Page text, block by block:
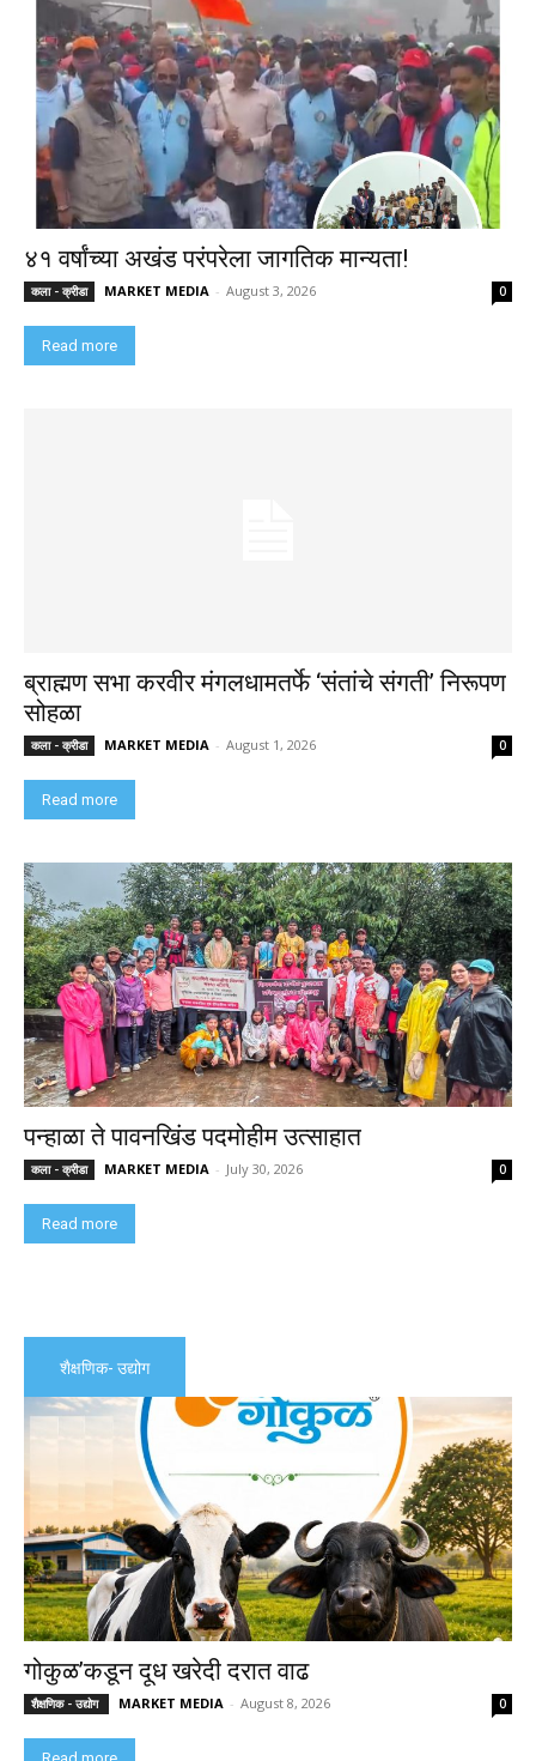
४१ वर्षांच्या अखंड परंपरेला जागतिक मान्यता!
कला - क्रीडा MARKET MEDIA - August 3, 2026 0
Read more
ब्राह्मण सभा करवीर मंगलधामतर्फे ‘संतांचे संगती’ निरूपण
सोहळा
कला - क्रीडा MARKET MEDIA - August 1, 2026 0
Read more
पन्हाळा ते पावनखिंड पदमोहीम उत्साहात
कला - क्रीडा MARKET MEDIA - July 30, 2026 0
Read more
शैक्षणिक- उद्योग
गोकुळ’कडून दूध खरेदी दरात वाढ
शैक्षणिक - उद्योग MARKET MEDIA - August 8, 2026 0